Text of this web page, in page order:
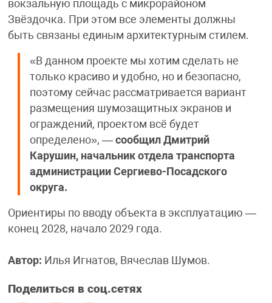
вокзальную площадь с микрорайоном
Звёздочка. При этом все элементы должны
быть связаны единым архитектурным стилем.
«В данном проекте мы хотим сделать не
только красиво и удобно, но и безопасно,
поэтому сейчас рассматривается вариант
размещения шумозащитных экранов и
ограждений, проектом всё будет
определено», — сообщил Дмитрий
Карушин, начальник отдела транспорта
администрации Сергиево-Посадского
округа.
Ориентиры по вводу объекта в эксплуатацию —
конец 2028, начало 2029 года.
Автор: Илья Игнатов, Вячеслав Шумов.
Поделиться в соц.сетях